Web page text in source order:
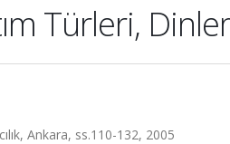
Türleri,
Ankara, ss.110-132, 2005